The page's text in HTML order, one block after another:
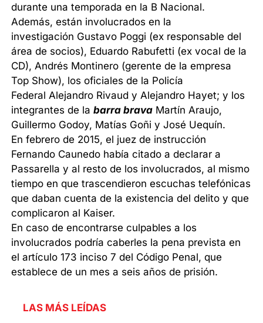
durante una temporada en la B Nacional.
Además, están involucrados en la
investigación Gustavo Poggi (ex responsable del
área de socios), Eduardo Rabufetti (ex vocal de la
CD), Andrés Montinero (gerente de la empresa
Top Show), los oficiales de la Policía
Federal Alejandro Rivaud y Alejandro Hayet; y los
integrantes de labarra brava Martín Araujo,
Guillermo Godoy, Matías Goñi y José Uequín.
En febrero de 2015, el juez de instrucción
Fernando Caunedo había citado a declarar a
Passarella y al resto de los involucrados, al mismo
tiempo en que trascendieron escuchas telefónicas
que daban cuenta de la existencia del delito y que
complicaron al Kaiser.
En caso de encontrarse culpables a los
involucrados podría caberles la pena prevista en
el artículo 173 inciso 7 del Código Penal, que
establece de un mes a seis años de prisión.
LAS MÁS LEÍDAS